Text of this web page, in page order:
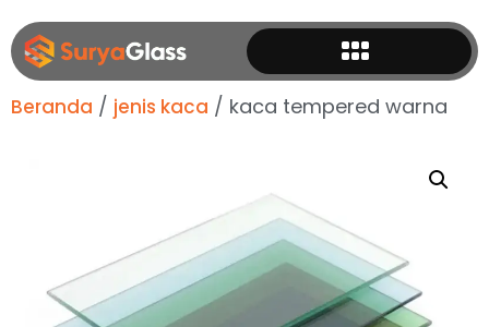
Beranda / jenis kaca / kaca tempered warna